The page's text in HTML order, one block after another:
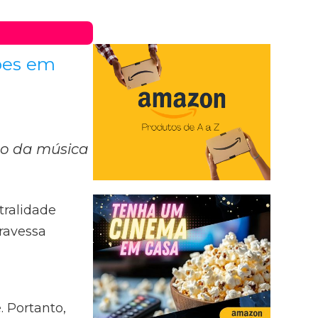
em
da música
Portanto,